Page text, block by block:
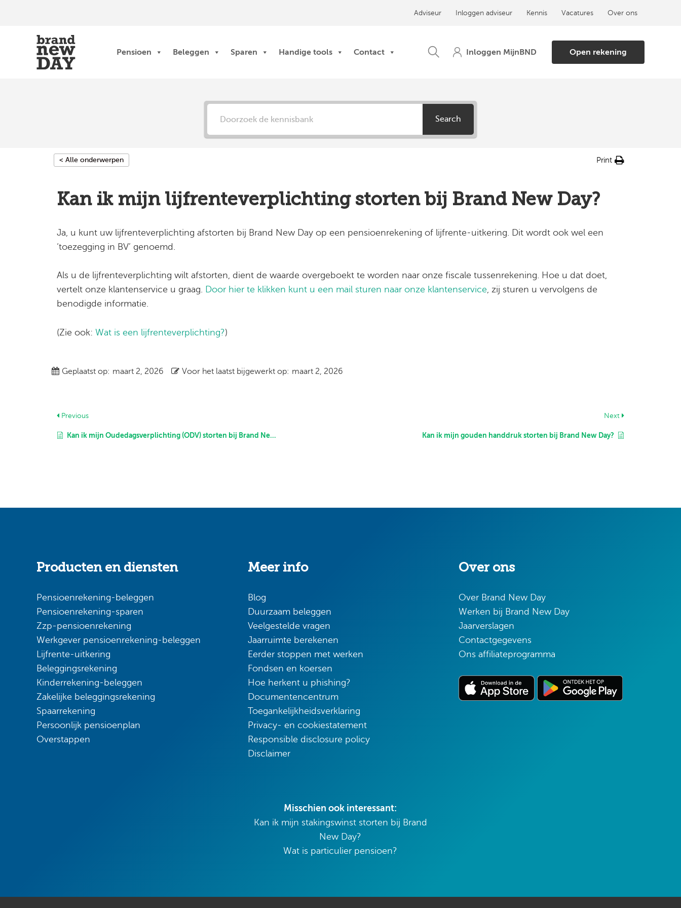
Adviseur Inloggen adviseur Kennis Vacatures Over ons
Pensioen Beleggen Sparen Handige tools Contact Open rekening
Search
< Alle onderwerpen Print
Kan ik mijn lijfrenteverplichting storten bij Brand New Day?
Ja, u kunt uw lijfrenteverplichting afstorten bij Brand New Day op een pensioenrekening of lijfrente-uitkering. Dit wordt ook wel een
‘toezegging in BV’ genoemd.
Als u de lijfrenteverplichting wilt afstorten, dient de waarde overgeboekt te worden naar onze fiscale tussenrekening. Hoe u dat doet,
vertelt onze klantenservice u graag. Door hier te klikken kunt u een mail sturen naar onze klantenservice, zij sturen u vervolgens de
benodigde informatie.
(Zie ook: Wat is een lijfrenteverplichting?)
Geplaatst op: maart 2, 2026 Voor het laatst bijgewerkt op: maart 2, 2026
Previous
Kan ik mijn Oudedagsverplichting (ODV) storten bij Brand New Day?
Next
Kan ik mijn gouden handdruk storten bij Brand New Day?
Producten en diensten
Pensioenrekening-beleggen
Pensioenrekening-sparen
Zzp-pensioenrekening
Werkgever pensioenrekening-beleggen
Lijfrente-uitkering
Beleggingsrekening
Kinderrekening-beleggen
Zakelijke beleggingsrekening
Spaarrekening
Persoonlijk pensioenplan
Overstappen
Meer info
Blog
Duurzaam beleggen
Veelgestelde vragen
Jaarruimte berekenen
Eerder stoppen met werken
Fondsen en koersen
Hoe herkent u phishing?
Documentencentrum
Toegankelijkheidsverklaring
Privacy- en cookiestatement
Responsible disclosure policy
Disclaimer
Misschien ook interessant:
Kan ik mijn stakingswinst storten bij Brand
New Day?
Wat is particulier pensioen?
Over ons
Over Brand New Day
Werken bij Brand New Day
Jaarverslagen
Contactgegevens
Ons affiliateprogramma